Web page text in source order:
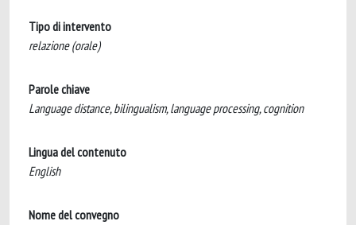
Tipo di intervento
relazione (orale)
Parole chiave
Language distance, bilingualism, language processing, cognition
Lingua del contenuto
English
Nome del convegno